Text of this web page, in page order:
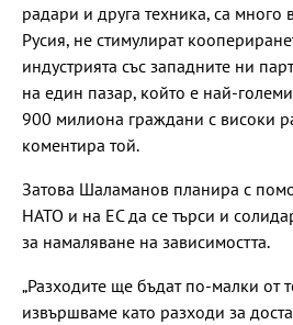
радари и друга техника, са много
Русия, не стимулират
индустрията със западните ни
на един пазар, който е най-
900 милиона граждани с високи
коментира той.
Затова Шаламанов планира с
НАТО и на ЕС да се търси и
за намаляване на зависимостта.
„Разходите ще бъдат по-малки от
извършваме като разходи за